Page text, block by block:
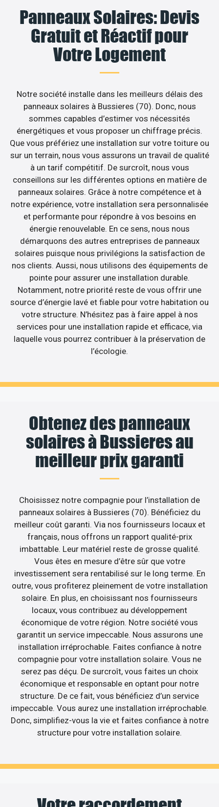
Panneaux Solaires: Devis
Gratuit et Réactif pour
Votre Logement
Notre société installe dans les meilleurs délais des
panneaux solaires à Bussieres (70). Donc, nous
sommes capables d’estimer vos nécessités
énergétiques et vous proposer un chiffrage précis.
Que vous préfériez une installation sur votre toiture ou
sur un terrain, nous vous assurons un travail de qualité
à un tarif compétitif. De surcroît, nous vous
conseillons sur les différentes options en matière de
panneaux solaires. Grâce à notre compétence et à
notre expérience, votre installation sera personnalisée
et performante pour répondre à vos besoins en
énergie renouvelable. En ce sens, nous nous
démarquons des autres entreprises de panneaux
solaires puisque nous privilégions la satisfaction de
nos clients. Aussi, nous utilisons des équipements de
pointe pour assurer une installation durable.
Notamment, notre priorité reste de vous offrir une
source d’énergie lavé et fiable pour votre habitation ou
votre structure. N’hésitez pas à faire appel à nos
services pour une installation rapide et efficace, via
laquelle vous pourrez contribuer à la préservation de
l’écologie.
Obtenez des panneaux
solaires à Bussieres au
meilleur prix garanti
Choisissez notre compagnie pour l’installation de
panneaux solaires à Bussieres (70). Bénéficiez du
meilleur coût garanti. Via nos fournisseurs locaux et
français, nous offrons un rapport qualité-prix
imbattable. Leur matériel reste de grosse qualité.
Vous êtes en mesure d’être sûr que votre
investissement sera rentabilisé sur le long terme. En
outre, vous profiterez pleinement de votre installation
solaire. En plus, en choisissant nos fournisseurs
locaux, vous contribuez au développement
économique de votre région. Notre société vous
garantit un service impeccable. Nous assurons une
installation irréprochable. Faites confiance à notre
compagnie pour votre installation solaire. Vous ne
serez pas déçu. De surcroît, vous faites un choix
économique et responsable en optant pour notre
structure. De ce fait, vous bénéficiez d’un service
impeccable. Vous aurez une installation irréprochable.
Donc, simplifiez-vous la vie et faites confiance à notre
structure pour votre installation solaire.